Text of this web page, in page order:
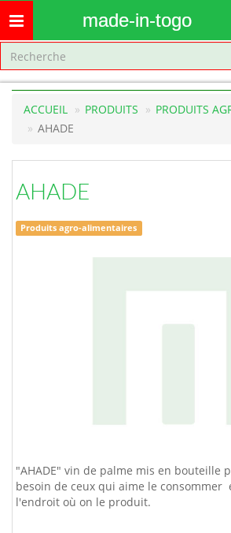
Toggle
navigation
made-in-togo
ACCUEIL PRODUITS
PRODUITS
AHADE
AHADE
Produits agro-alimentaires
"AHADE" vin de palme mis en bouteille
besoin de ceux qui aime le consommer
l'endroit où on le produit.